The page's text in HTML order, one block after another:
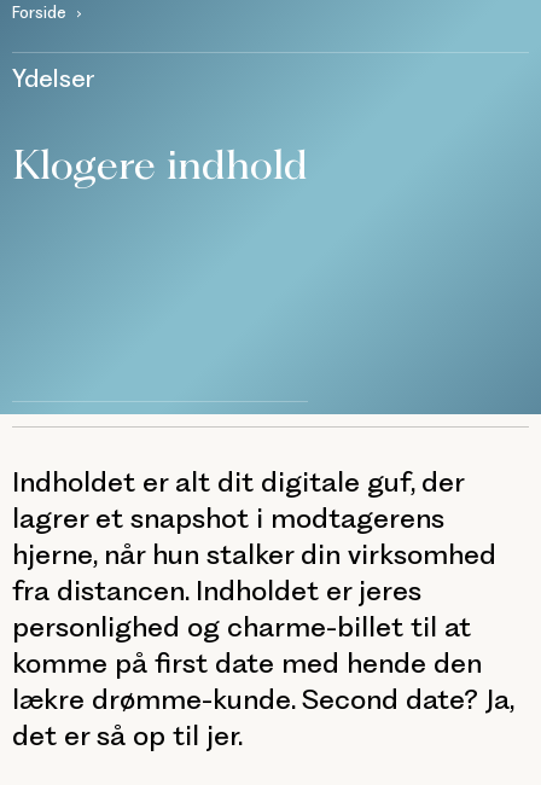
Forside
Ydelser
Klogere indhold
Indholdet er alt dit digitale guf, der
lagrer et snapshot i modtagerens
hjerne, når hun stalker din virksomhed
fra distancen. Indholdet er jeres
personlighed og charme-billet til at
komme på first date med hende den
lækre drømme-kunde. Second date? Ja,
det er så op til jer.